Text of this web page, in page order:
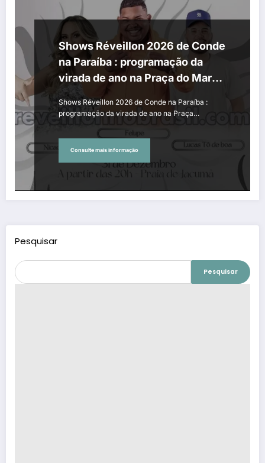
Shows Réveillon 2026 de Conde
na Paraíba : programação da
virada de ano na Praça do Mar
na praia de Jacumã
Shows Réveillon 2026 de Conde na Paraíba :
programação da virada de ano na Praça…
Consulte mais informação
Pesquisar
Pesquisar